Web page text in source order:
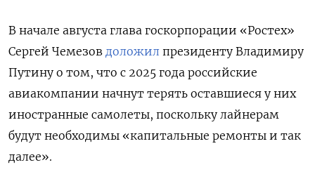
В начале августа глава госкорпорации «Ростех»
Сергей Чемезов доложил президенту Владимиру
Путину о том, что с 2025 года российские
авиакомпании начнут терять оставшиеся у них
иностранные самолеты, поскольку лайнерам
будут необходимы «капитальные ремонты и так
далее».